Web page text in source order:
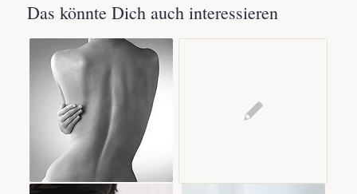
Das könnte Dich auch interessieren